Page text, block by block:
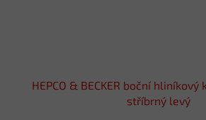
HEPCO & BECKER boční
stříbrný levý